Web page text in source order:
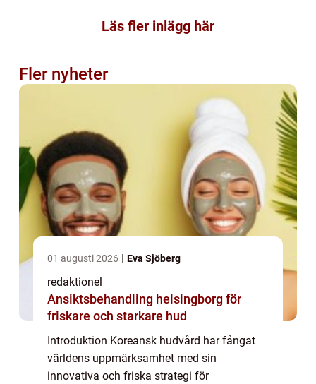
Läs fler inlägg här
Fler nyheter
01 augusti 2026 Eva Sjöberg
redaktionel
Ansiktsbehandling helsingborg för
friskare och starkare hud
Introduktion Koreansk hudvård har fångat
världens uppmärksamhet med sin
innovativa och friska strategi för